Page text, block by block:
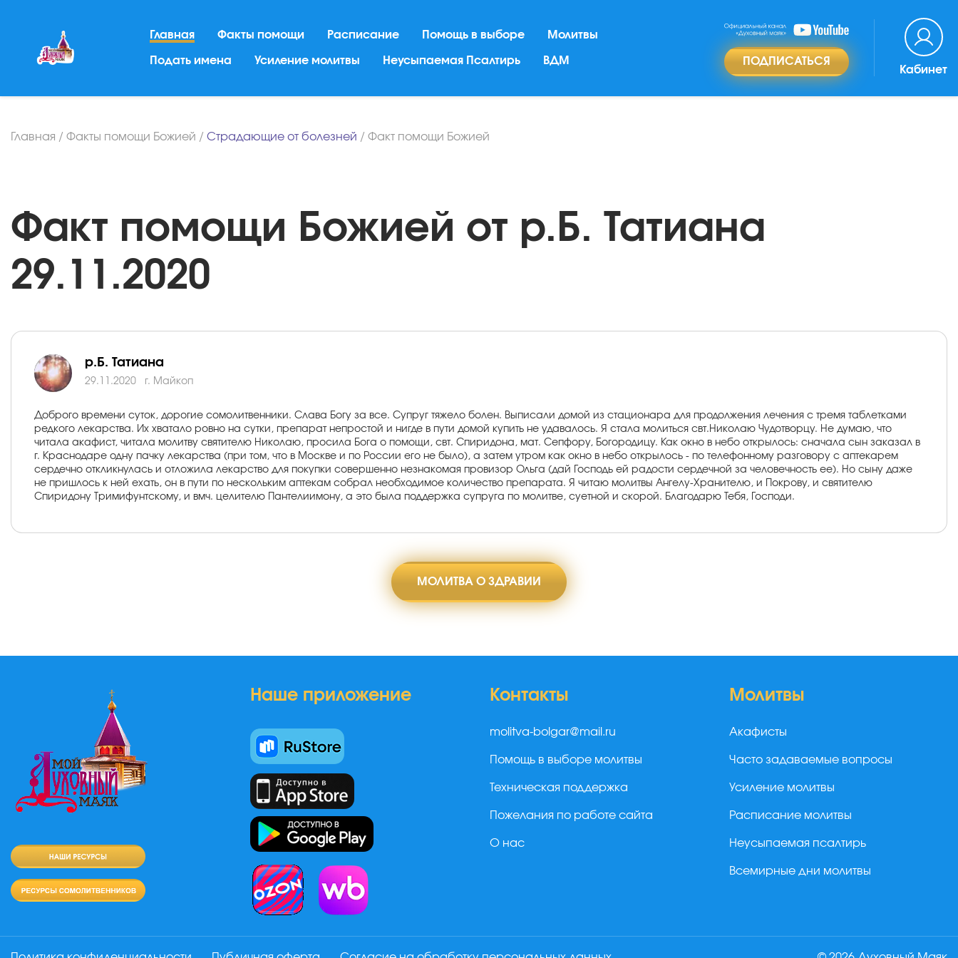
Главная Факты помощи Расписание Помощь в выборе Молитвы
Подать имена Усиление молитвы Неусыпаемая Псалтирь ВДМ ПОДПИСАТЬСЯ
Кабинет
Главная / Факты помощи Божией / Страдающие от болезней / Факт помощи Божией
Факт помощи Божией от р.Б. Татиана
29.11.2020
р.Б. Татиана
29.11.2020 г. Майкоп
Доброго времени суток, дорогие сомолитвенники. Слава Богу за все. Супруг тяжело болен. Выписали домой из стационара для продолжения лечения с тремя таблетками
редкого лекарства. Их хватало ровно на сутки, препарат непростой и нигде в пути домой купить не удавалось. Я стала молиться свт.Николаю Чудотворцу. Не думаю, что
читала акафист, читала молитву святителю Николаю, просила Бога о помощи, свт. Спиридона, мат. Сепфору, Богородицу. Как окно в небо открылось: сначала сын заказал в
г. Краснодаре одну пачку лекарства (при том, что в Москве и по России его не было), а затем утром как окно в небо открылось - по телефонному разговору с аптекарем
сердечно откликнулась и отложила лекарство для покупки совершенно незнакомая провизор Ольга (дай Господь ей радости сердечной за человечность ее). Но сыну даже
не пришлось к ней ехать, он в пути по нескольким аптекам собрал необходимое количество препарата. Я читаю молитвы Ангелу-Хранителю, и Покрову, и святителю
Спиридону Тримифунтскому, и вмч. целителю Пантелиимону, а это была поддержка супруга по молитве, суетной и скорой. Благодарю Тебя, Господи.
МОЛИТВА О ЗДРАВИИ
Наше приложение Контакты
molitva-bolgar@mail.ru
Помощь в выборе молитвы
Техническая поддержка
Пожелания по работе сайта
О нас
Молитвы
Акафисты
Часто задаваемые вопросы
Усиление молитвы
Расписание молитвы
Неусыпаемая псалтирь
Всемирные дни молитвы